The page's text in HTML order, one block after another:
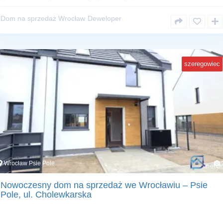
Dom na sprzedaż Wrocław Deweloper
szeregowiec
Wrocław Psie Pole
Nowoczesny dom na sprzedaż we Wrocławiu – Psie
Pole, ul. Cholewkarska